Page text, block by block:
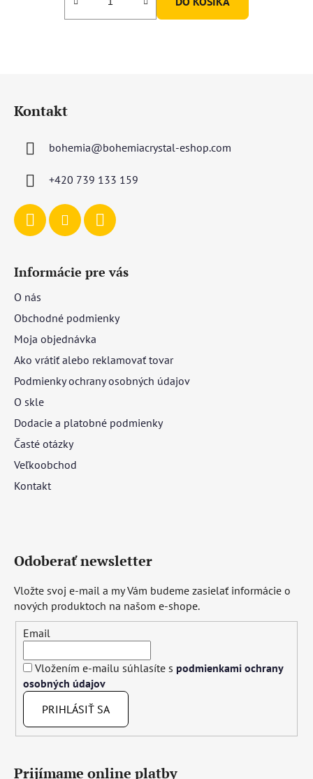
Kontakt
bohemia@bohemiacrystal-eshop.com
+420 739 133 159
Informácie pre vás
O nás
Obchodné podmienky
Moja objednávka
Ako vrátiť alebo reklamovať tovar
Podmienky ochrany osobných údajov
O skle
Dodacie a platobné podmienky
Časté otázky
Veľkoobchod
Kontakt
Odoberať newsletter
Vložte svoj e-mail a my Vám budeme zasielať informácie o
nových produktoch na našom e-shope.
Email
Vložením e-mailu súhlasíte s podmienkami ochrany
osobných údajov
PRIHLÁSIŤ SA
Prijímame online platby